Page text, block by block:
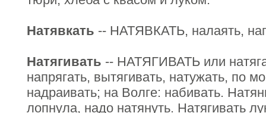
Натявкать -- НАТЯВКАТЬ, налаять,
Натягивать -- НАТЯГИВАТЬ или
напрягать, вытягивать, натужать, по
надраивать; на Волге: набивать.
лопнула, надо натянуть. Натягивать